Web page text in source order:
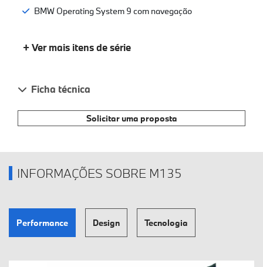
BMW Operating System 9 com navegação
+ Ver mais itens de série
Ficha técnica
Solicitar uma proposta
INFORMAÇÕES SOBRE M135
Performance Design Tecnologia